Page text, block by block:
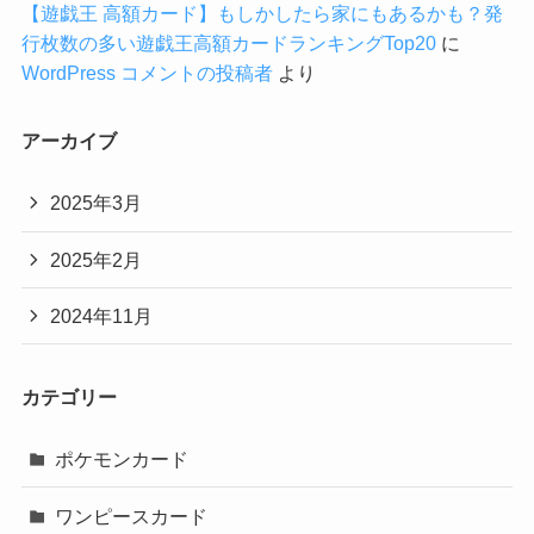
【遊戯王 高額カード】もしかしたら家にもあるかも？発
行枚数の多い遊戯王高額カードランキングTop20に
WordPress コメントの投稿者より
アーカイブ
2025年3月
2025年2月
2024年11月
カテゴリー
ポケモンカード
ワンピースカード